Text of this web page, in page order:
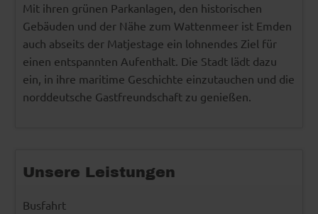
Mit ihren grünen Parkanlagen, den historischen
Gebäuden und der Nähe zum Wattenmeer ist Emden
auch abseits der Matjestage ein lohnendes Ziel für
einen entspannten Aufenthalt. Die Stadt lädt dazu
ein, in ihre maritime Geschichte einzutauchen und die
norddeutsche Gastfreundschaft zu genießen.
Unsere Leistungen
Busfahrt